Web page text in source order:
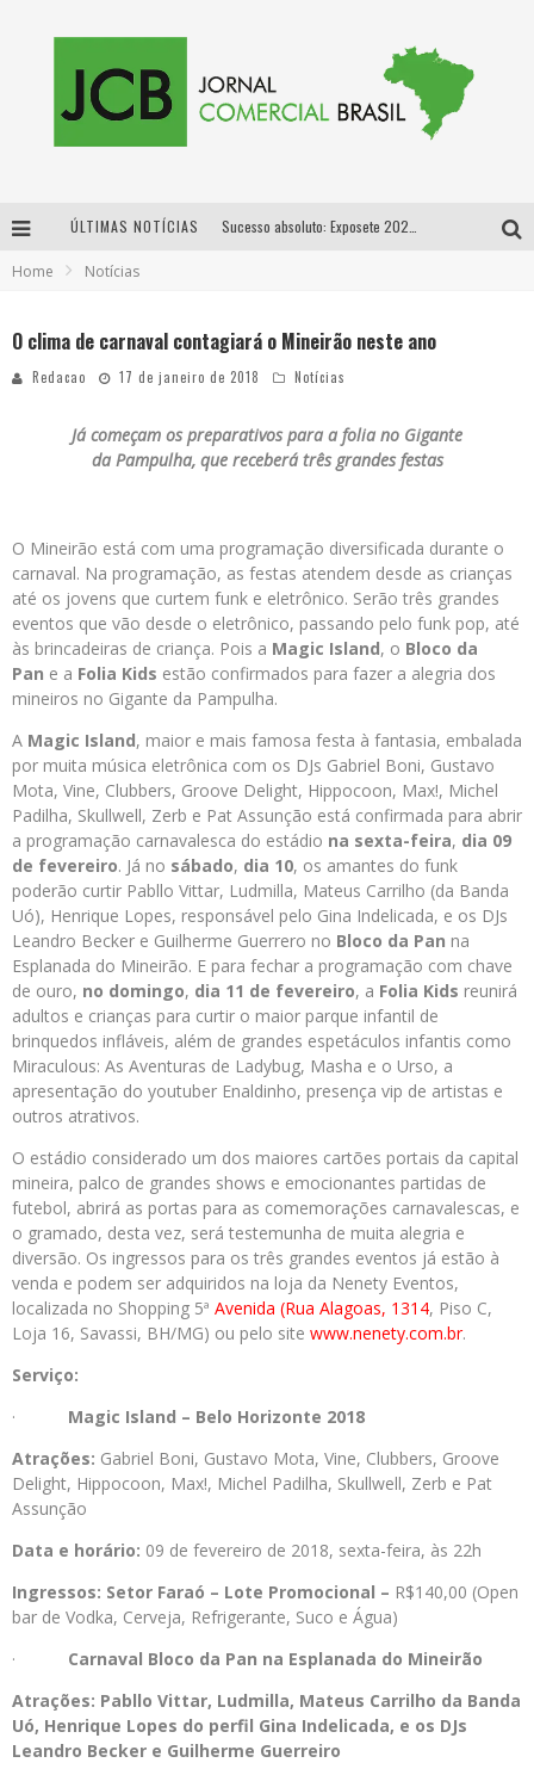
ÚLTIMAS NOTÍCIAS
Home Notícias
O clima de carnaval contagiará o Mineirão neste ano
Redacao 17 de janeiro de 2018 Notícias
Já começam os preparativos para a folia no Gigante
da Pampulha, que receberá três grandes festas
O Mineirão está com uma programação diversificada durante o
carnaval. Na programação, as festas atendem desde as crianças
até os jovens que curtem funk e eletrônico. Serão três grandes
eventos que vão desde o eletrônico, passando pelo funk pop, até
às brincadeiras de criança. Pois a Magic Island, o Bloco da
Pan e a Folia Kids estão confirmados para fazer a alegria dos
mineiros no Gigante da Pampulha.
A Magic Island, maior e mais famosa festa à fantasia, embalada
por muita música eletrônica com os DJs Gabriel Boni, Gustavo
Mota, Vine, Clubbers, Groove Delight, Hippocoon, Max!, Michel
Padilha, Skullwell, Zerb e Pat Assunção está confirmada para abrir
a programação carnavalesca do estádio na sexta-feira, dia 09
de fevereiro. Já no sábado, dia 10, os amantes do funk
poderão curtir Pabllo Vittar, Ludmilla, Mateus Carrilho (da Banda
Uó), Henrique Lopes, responsável pelo Gina Indelicada, e os DJs
Leandro Becker e Guilherme Guerrero no Bloco da Pan na
Esplanada do Mineirão. E para fechar a programação com chave
de ouro, no domingo, dia 11 de fevereiro, a Folia Kids reunirá
adultos e crianças para curtir o maior parque infantil de
brinquedos infláveis, além de grandes espetáculos infantis como
Miraculous: As Aventuras de Ladybug, Masha e o Urso, a
apresentação do youtuber Enaldinho, presença vip de artistas e
outros atrativos.
O estádio considerado um dos maiores cartões portais da capital
mineira, palco de grandes shows e emocionantes partidas de
futebol, abrirá as portas para as comemorações carnavalescas, e
o gramado, desta vez, será testemunha de muita alegria e
diversão. Os ingressos para os três grandes eventos já estão à
venda e podem ser adquiridos na loja da Nenety Eventos,
localizada no Shopping 5ª Avenida (Rua Alagoas, 1314, Piso C,
Loja 16, Savassi, BH/MG) ou pelo site www.nenety.com.br.
Serviço:
· Magic Island – Belo Horizonte 2018
Atrações: Gabriel Boni, Gustavo Mota, Vine, Clubbers, Groove
Delight, Hippocoon, Max!, Michel Padilha, Skullwell, Zerb e Pat
Assunção
Data e horário: 09 de fevereiro de 2018, sexta-feira, às 22h
Ingressos: Setor Faraó – Lote Promocional – R$140,00 (Open
bar de Vodka, Cerveja, Refrigerante, Suco e Água)
· Carnaval Bloco da Pan na Esplanada do Mineirão
Atrações: Pabllo Vittar, Ludmilla, Mateus Carrilho da Banda
Uó, Henrique Lopes do perfil Gina Indelicada, e os DJs
Leandro Becker e Guilherme Guerreiro